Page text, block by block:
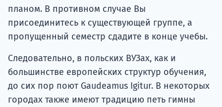
планом. В противном случае Вы
присоединитесь к существующей группе, а
пропущенный семестр сдадите в конце учебы.
Следовательно, в польских ВУЗах, как и
большинстве европейских структур обучения,
до сих пор поют Gaudeamus Igitur. В некоторых
городах также имеют традицию петь гимны